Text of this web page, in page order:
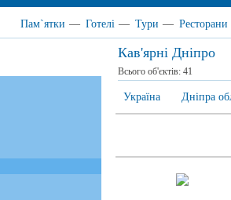
Пам`ятки — Готелі — Тури — Ресторани
Кав'ярні Дніпро
Всього об'єктів: 41
Україна Дніпра